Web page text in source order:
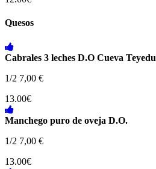
Quesos
Cabrales 3 leches D.O Cueva Teyedu
1/2 7,00 €
13.00€
Manchego puro de oveja D.O.
1/2 7,00 €
13.00€